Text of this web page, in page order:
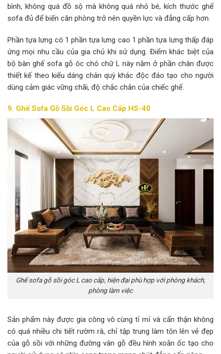
bình, không quá đồ sộ mà không quá nhỏ bé, kích thước ghế
sofa đủ để biến căn phòng trở nên quyền lực và đẳng cấp hơn.
Phần tựa lưng có 1 phần tựa lưng cao 1 phần tựa lưng thấp đáp
ứng mọi nhu cầu của gia chủ khi sử dụng. Điểm khác biệt của
bộ bàn ghế sofa gỗ óc chó chữ L này nằm ở phần chân được
thiết kế theo kiểu dáng chân quỳ khác độc đáo tạo cho người
dùng cảm giác vững chãi, độ chắc chắn của chiếc ghế.
9. Ghế Sofa Gỗ Sồi Góc L Cao Cấp HS-40
Ghế sofa gỗ sồi góc L cao cấp, hiện đại phù hợp với phòng khách,
phòng làm việc
Sản phẩm này được gia công vô cùng tỉ mỉ và cẩn thận không
có quá nhiều chi tiết rườm rà, chỉ tập trung làm tôn lên vẻ đẹp
của gỗ sồi với những đường vân gỗ đều hình xoắn ốc tạo cho